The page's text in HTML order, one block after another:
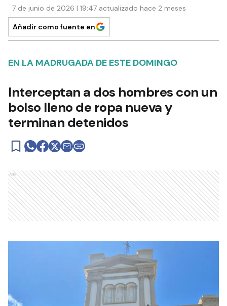
7 de junio de 2026 | 19:47 actualizado hace 2 meses
Añadir como fuente en
EN LA MADRUGADA DE ESTE DOMINGO
Interceptan a dos hombres con un
bolso lleno de ropa nueva y
terminan detenidos
Ads